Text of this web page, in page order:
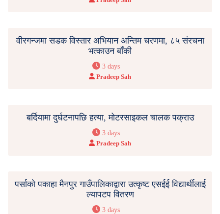
वीरगन्जमा सडक विस्तार अभियान अन्तिम चरणमा, ८५ संरचना
भत्काउन बाँकी
3 days
Pradeep Sah
बर्दियामा दुर्घटनापछि हत्या, मोटरसाइकल चालक पक्राउ
3 days
Pradeep Sah
पर्साको पकाहा मैनपुर गाउँपालिकाद्वारा उत्कृष्ट एसईई विद्यार्थीलाई
ल्यापटप वितरण
3 days